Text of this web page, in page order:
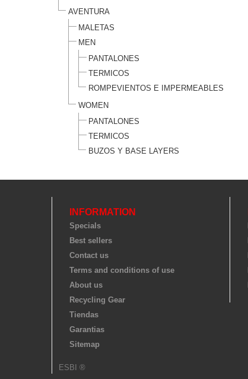
AVENTURA
MALETAS
MEN
PANTALONES
TERMICOS
ROMPEVIENTOS E IMPERMEABLES
WOMEN
PANTALONES
TERMICOS
BUZOS Y BASE LAYERS
INFORMATION
Specials
Best sellers
Contact us
Terms and conditions of use
About us
Recycling Gear
Tiendas
Garantias
Sitemap
ESBI ®